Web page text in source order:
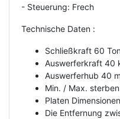
- Steuerung: Frech
Technische Daten :
Schließkraft 60
Auswerferkraft 40
Auswerferhub 40
Min. / Max.
Platen
Die Entfernung